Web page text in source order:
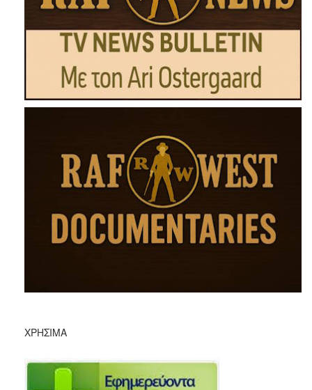
ΧΡΉΣΙΜΑ